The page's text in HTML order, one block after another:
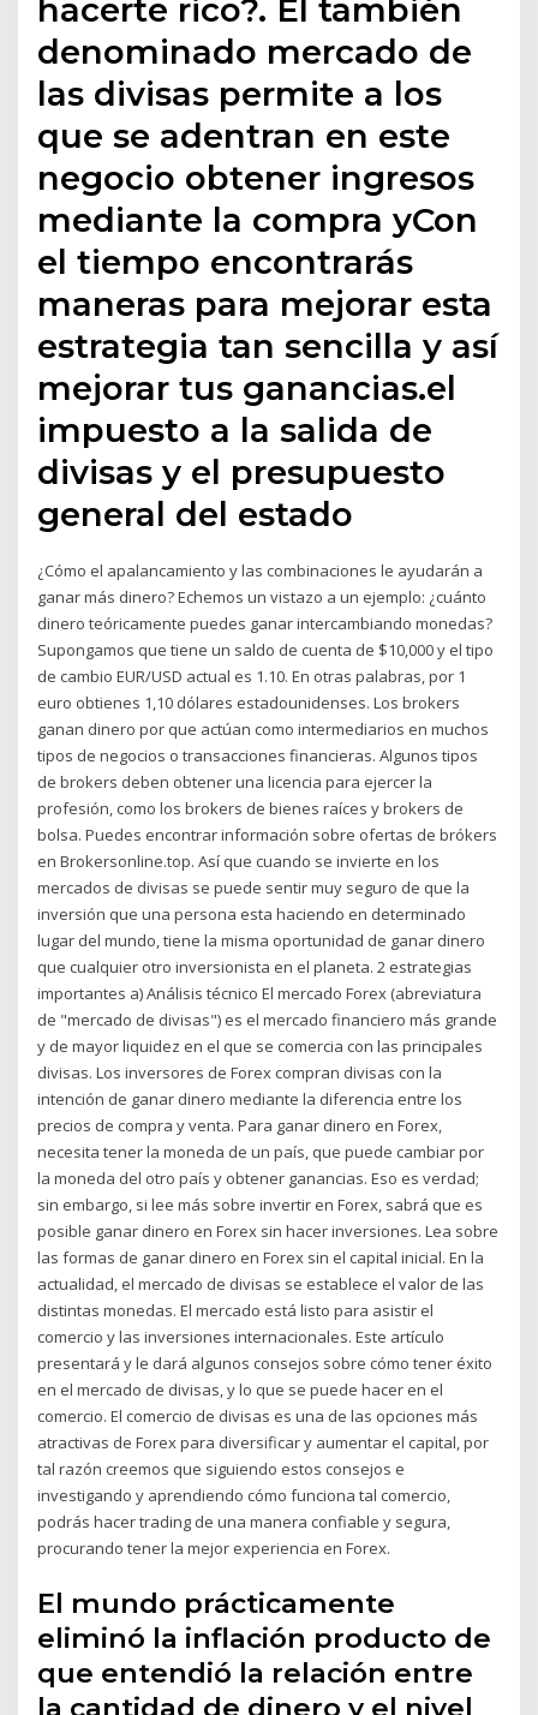
hacerte rico?. El también
denominado mercado de
las divisas permite a los
que se adentran en este
negocio obtener ingresos
mediante la compra yCon
el tiempo encontrarás
maneras para mejorar esta
estrategia tan sencilla y así
mejorar tus ganancias.el
impuesto a la salida de
divisas y el presupuesto
general del estado
¿Cómo el apalancamiento y las combinaciones le ayudarán a
ganar más dinero? Echemos un vistazo a un ejemplo: ¿cuánto
dinero teóricamente puedes ganar intercambiando monedas?
Supongamos que tiene un saldo de cuenta de $10,000 y el tipo
de cambio EUR/USD actual es 1.10. En otras palabras, por 1
euro obtienes 1,10 dólares estadounidenses. Los brokers
ganan dinero por que actúan como intermediarios en muchos
tipos de negocios o transacciones financieras. Algunos tipos
de brokers deben obtener una licencia para ejercer la
profesión, como los brokers de bienes raíces y brokers de
bolsa. Puedes encontrar información sobre ofertas de brókers
en Brokersonline.top. Así que cuando se invierte en los
mercados de divisas se puede sentir muy seguro de que la
inversión que una persona esta haciendo en determinado
lugar del mundo, tiene la misma oportunidad de ganar dinero
que cualquier otro inversionista en el planeta. 2 estrategias
importantes a) Análisis técnico El mercado Forex (abreviatura
de "mercado de divisas") es el mercado financiero más grande
y de mayor liquidez en el que se comercia con las principales
divisas. Los inversores de Forex compran divisas con la
intención de ganar dinero mediante la diferencia entre los
precios de compra y venta. Para ganar dinero en Forex,
necesita tener la moneda de un país, que puede cambiar por
la moneda del otro país y obtener ganancias. Eso es verdad;
sin embargo, si lee más sobre invertir en Forex, sabrá que es
posible ganar dinero en Forex sin hacer inversiones. Lea sobre
las formas de ganar dinero en Forex sin el capital inicial. En la
actualidad, el mercado de divisas se establece el valor de las
distintas monedas. El mercado está listo para asistir el
comercio y las inversiones internacionales. Este artículo
presentará y le dará algunos consejos sobre cómo tener éxito
en el mercado de divisas, y lo que se puede hacer en el
comercio. El comercio de divisas es una de las opciones más
atractivas de Forex para diversificar y aumentar el capital, por
tal razón creemos que siguiendo estos consejos e
investigando y aprendiendo cómo funciona tal comercio,
podrás hacer trading de una manera confiable y segura,
procurando tener la mejor experiencia en Forex.
El mundo prácticamente
eliminó la inflación producto de
que entendió la relación entre
la cantidad de dinero y el nivel